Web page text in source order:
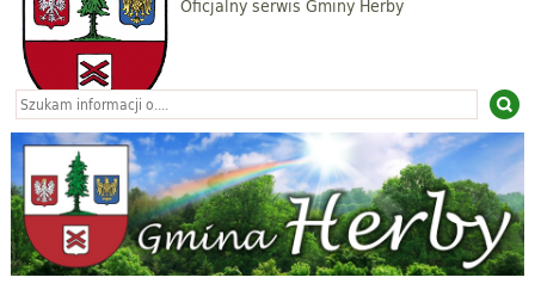
Oficjalny serwis Gminy Herby